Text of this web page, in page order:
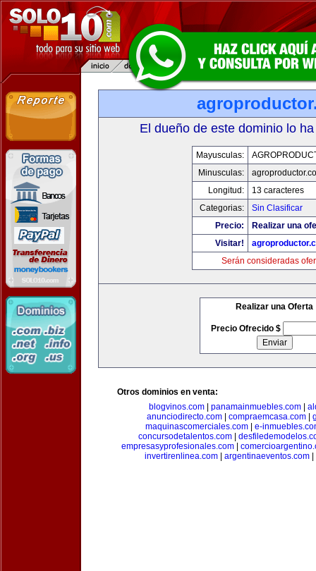
El dueño de este dominio lo
Mayusculas:
Minusculas:
Longitud:
13 caracteres
Categorias:
Sin Clasificar
Precio:
Realizar una
Visitar!
Serán consideradas
Realizar una Oferta
Precio Ofrecido $
Otros dominios en venta:
blogvinos.com| panamainmuebles.com|
anunciodirecto.com| compraemcasa.com|
maquinascomerciales.com
e-
concursodetalentos.com|
empresasyprofesionales.com|
invertirenlinea.com| argentinaeventos.com|